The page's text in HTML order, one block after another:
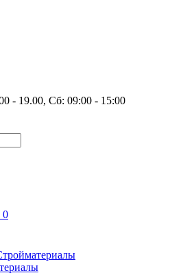
- 19.00, Сб: 09:00 - 15:00
0